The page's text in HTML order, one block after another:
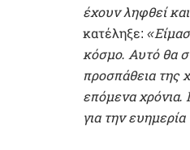
έχουν ληφθεί
κατέληξε:
κόσμο. Αυτό θα
προσπάθεια της
επόμενα χρόνια.
για την